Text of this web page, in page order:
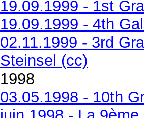
19.09.1999 - 1st
19.09.1999 - 4th
02.11.1999 - 3rd
Steinsel (cc)
1998
03.05.1998 - 10th